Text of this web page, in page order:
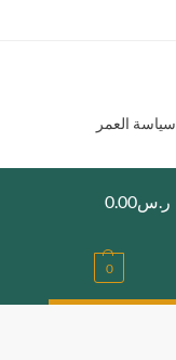
سياسة العمر
ر.س0.00
0